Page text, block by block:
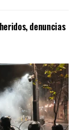
denuncias